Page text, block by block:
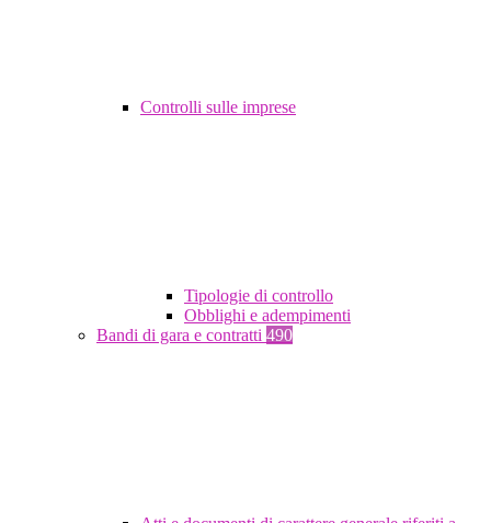
Controlli sulle imprese
Tipologie di controllo
Obblighi e adempimenti
Bandi di gara e contratti 490